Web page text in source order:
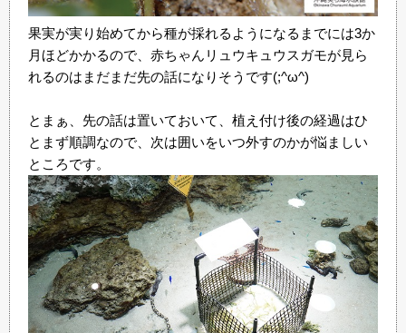
果実が実り始めてから種が採れるようになるまでには3か
月ほどかかるので、赤ちゃんリュウキュウスガモが見ら
れるのはまだまだ先の話になりそうです(;^ω^)
とまぁ、先の話は置いておいて、植え付け後の経過はひ
とまず順調なので、次は囲いをいつ外すのかが悩ましい
ところです。